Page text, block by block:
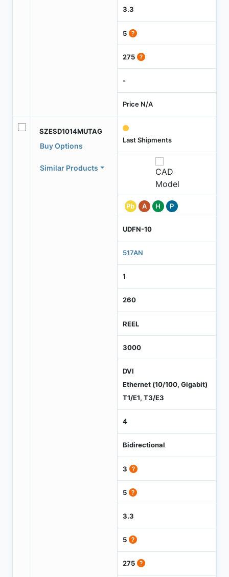
3.3
5
275
-
Price N/A
SZESD1014MUTAG
Buy Options
Similar Products
Last Shipments
Pb A H P
UDFN-10
517AN
1
260
REEL
3000
DVI
Ethernet (10/100, Gigabit)
T1/E1, T3/E3
4
Bidirectional
3
5
3.3
5
275